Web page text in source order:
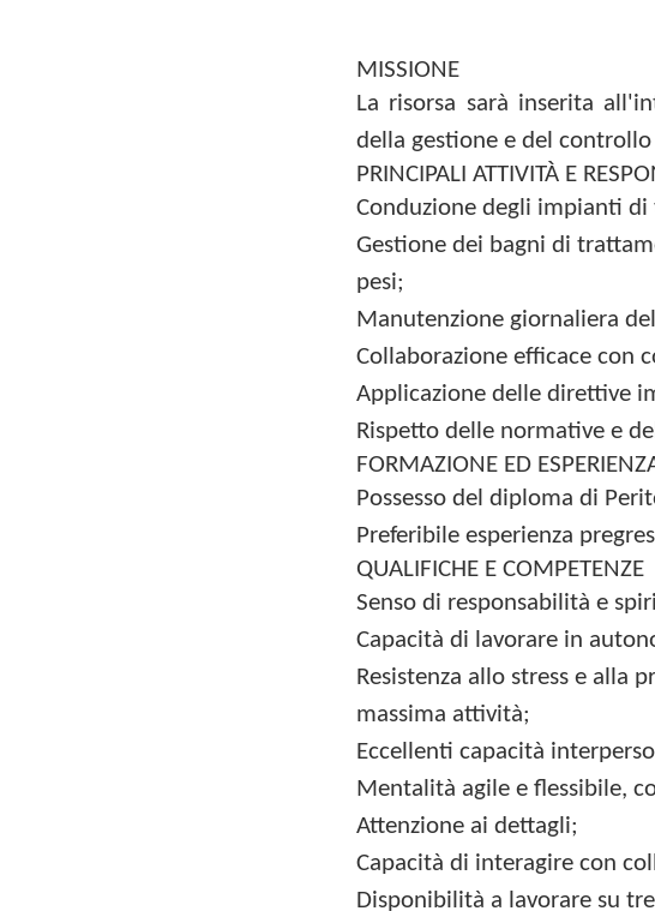
MISSIONE
La risorsa sarà inserita
della gestione e del
PRINCIPALI ATTIVITÀ E
Conduzione degli impianti
Gestione dei bagni di
pesi;
Manutenzione giornaliera
Collaborazione efficace con
Applicazione delle direttive
Rispetto delle normative e
FORMAZIONE ED
Possesso del diploma di
Preferibile esperienza
QUALIFICHE E COMPETENZE
Senso di responsabilità e
Capacità di lavorare in
Resistenza allo stress e alla
massima attività;
Eccellenti capacità
Mentalità agile e flessibile,
Attenzione ai dettagli;
Capacità di interagire con
Disponibilità a lavorare su